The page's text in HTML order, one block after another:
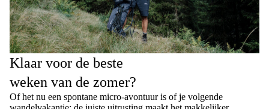
Klaar voor de beste
weken van de zomer?
Of het nu een spontane micro-avontuur is of je volgende